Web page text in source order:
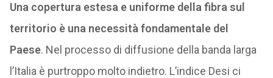
Una copertura estesa e uniforme della fibra sul
territorio è una necessità fondamentale del
Paese. Nel processo di diffusione della banda larga
l’Italia è purtroppo molto indietro. L’indice Desi ci